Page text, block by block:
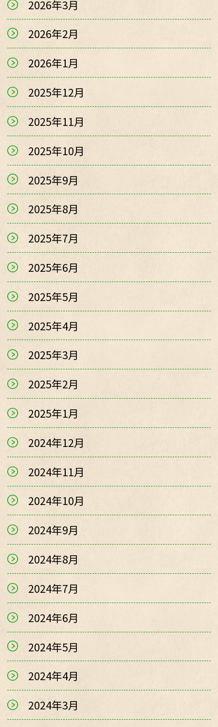
2026年3月
2026年2月
2026年1月
2025年12月
2025年11月
2025年10月
2025年9月
2025年8月
2025年7月
2025年6月
2025年5月
2025年4月
2025年3月
2025年2月
2025年1月
2024年12月
2024年11月
2024年10月
2024年9月
2024年8月
2024年7月
2024年6月
2024年5月
2024年4月
2024年3月